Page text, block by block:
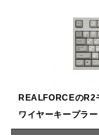
REALFORCEのR2
ワイヤーキープラ